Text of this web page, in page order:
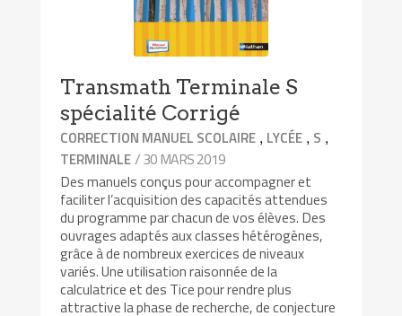
Transmath Terminale S
spécialité Corrigé
CORRECTION MANUEL SCOLAIRE , LYCÉE , S ,
TERMINALE/ 30 MARS 2019
Des manuels conçus pour accompagner et
faciliter l’acquisition des capacités attendues
du programme par chacun de vos élèves. Des
ouvrages adaptés aux classes hétérogènes,
grâce à de nombreux exercices de niveaux
variés. Une utilisation raisonnée de la
calculatrice et des Tice pour rendre plus
attractive la phase de recherche, de conjecture